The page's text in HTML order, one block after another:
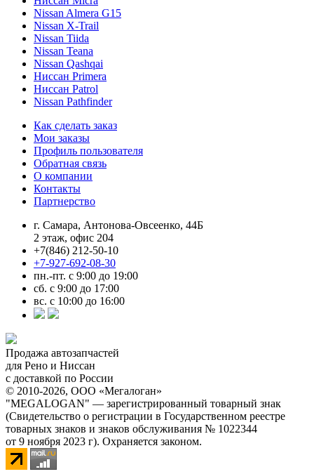
Nissan Almera G15
Nissan X-Trail
Nissan Tiida
Nissan Teana
Nissan Qashqai
Ниссан Primera
Ниссан Patrol
Nissan Pathfinder
Как сделать заказ
Мои заказы
Профиль пользователя
Обратная связь
О компании
Контакты
Партнерство
г. Самара, Антонова-Овсеенко, 44Б
2 этаж, офис 204
+7(846) 212-50-10
+7-927-692-08-30
пн.-пт. с 9:00 до 19:00
сб. с 9:00 до 17:00
вс. с 10:00 до 16:00
Продажа автозапчастей
для Рено и Ниссан
с доставкой по России
© 2010-2026, ООО «Мегалоган»
"MEGALOGAN" — зарегистрированный товарный знак
(Свидетельство о регистрации в Государственном реестре
товарных знаков и знаков обслуживания № 1022344
от 9 ноября 2023 г). Охраняется законом.